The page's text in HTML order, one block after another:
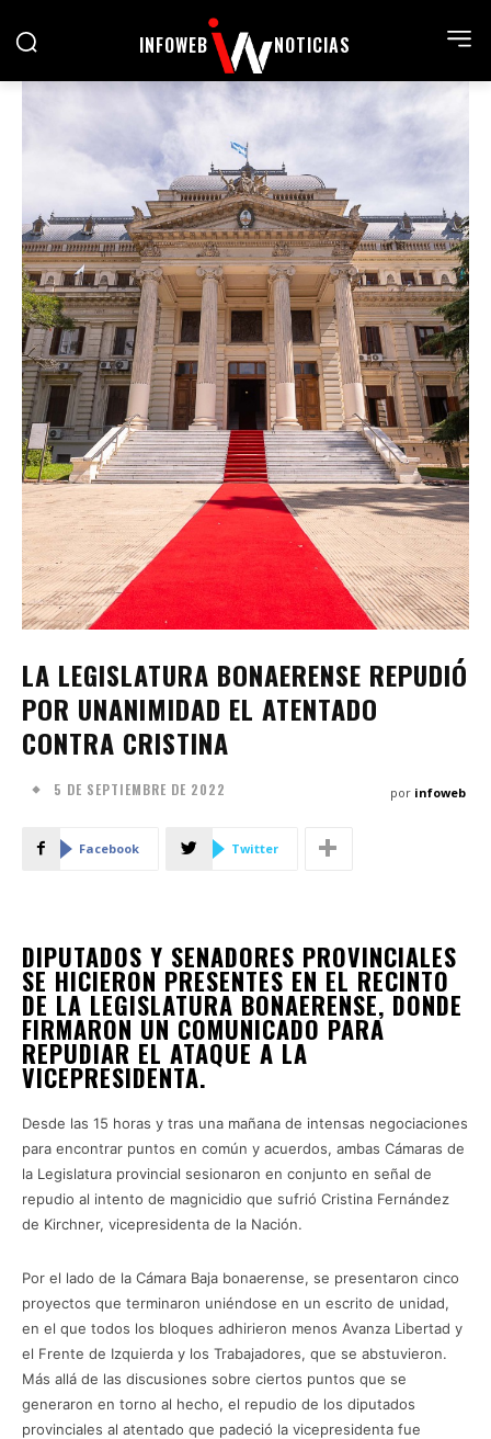
INFOWEB NOTICIAS
LA LEGISLATURA BONAERENSE REPUDIÓ
POR UNANIMIDAD EL ATENTADO
CONTRA CRISTINA
5 DE SEPTIEMBRE DE 2022 por infoweb
Facebook Twitter
DIPUTADOS Y SENADORES PROVINCIALES
SE HICIERON PRESENTES EN EL RECINTO
DE LA LEGISLATURA BONAERENSE, DONDE
FIRMARON UN COMUNICADO PARA
REPUDIAR EL ATAQUE A LA
VICEPRESIDENTA.
Desde las 15 horas y tras una mañana de intensas negociaciones
para encontrar puntos en común y acuerdos, ambas Cámaras de
la Legislatura provincial sesionaron en conjunto en señal de
repudio al intento de magnicidio que sufrió Cristina Fernández
de Kirchner, vicepresidenta de la Nación.
Por el lado de la Cámara Baja bonaerense, se presentaron cinco
proyectos que terminaron uniéndose en un escrito de unidad,
en el que todos los bloques adhirieron menos Avanza Libertad y
el Frente de Izquierda y los Trabajadores, que se abstuvieron.
Más allá de las discusiones sobre ciertos puntos que se
generaron en torno al hecho, el repudio de los diputados
provinciales al atentado que padeció la vicepresidenta fue